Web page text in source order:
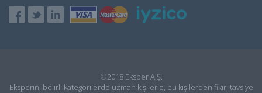
©2018 Eksper A.Ş.
Eksperin, belirli kategorilerde uzman kişilerle, bu kişilerden fikir, tavsiye